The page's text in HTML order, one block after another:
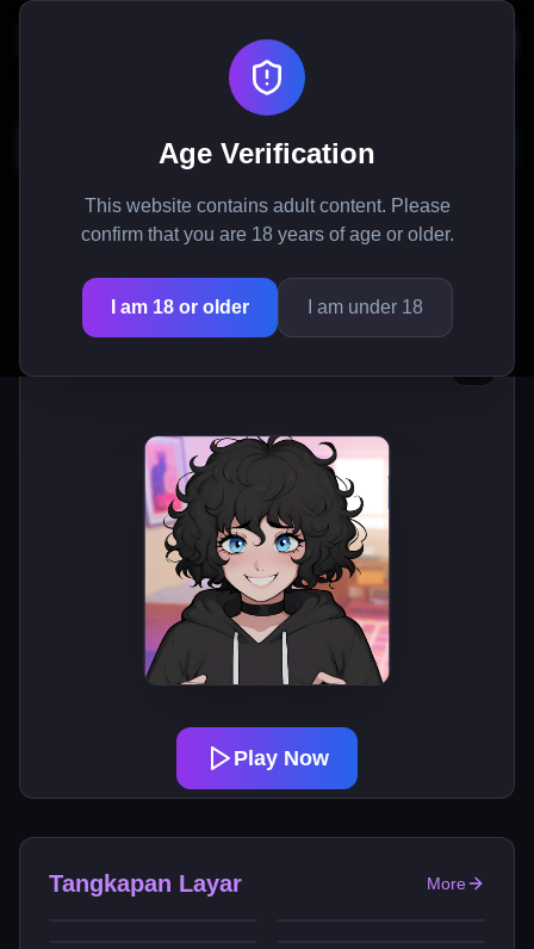
Age Verification
This website contains adult content. Please
confirm that you are 18 years of age or older.
I am 18 or older I am under 18
My Femboy Roommate
Alami pengaturan karakter yang unik dan pilihan
plot yang beragam dalam game naratif yang
Play Now
Tangkapan Layar More